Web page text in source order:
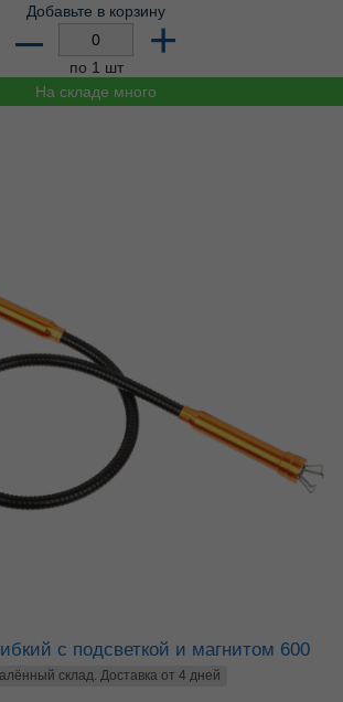
Добавьте в корзину
– +
по 1 шт
На складе много
склад. Доставка от 4 дней